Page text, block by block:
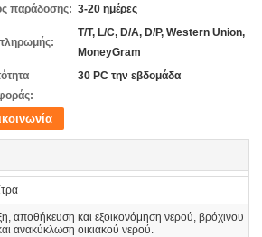
παράδοσης: 3-20 ημέρες
T/T, L/C, D/A, D/P, Western Union,
MoneyGram
30 PC την εβδομάδα
αποθήκευση και εξοικονόμηση νερού, βρόχινου
ανακύκλωση οικιακού νερού.